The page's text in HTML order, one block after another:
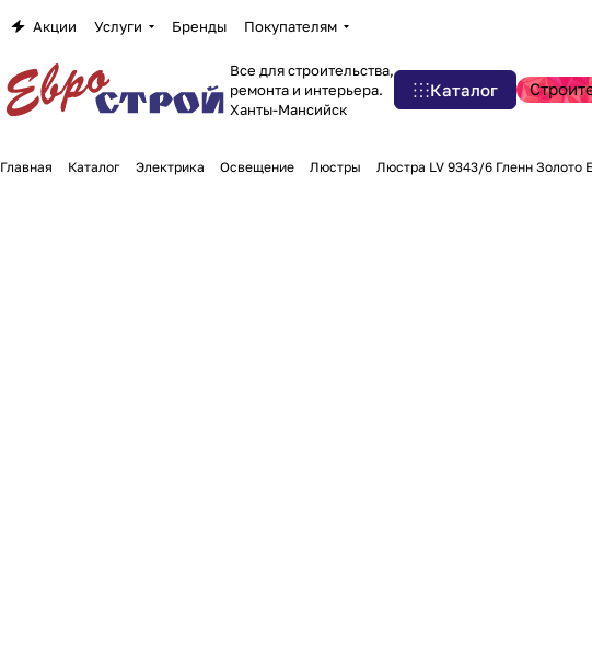
Акции Услуги Бренды Покупателям
Все для строительства,
ремонта и интерьера.
Ханты-Мансийск
Каталог
Главная Каталог Электрика Освещение Люстры Люстра LV 9343/6 Гленн Золото